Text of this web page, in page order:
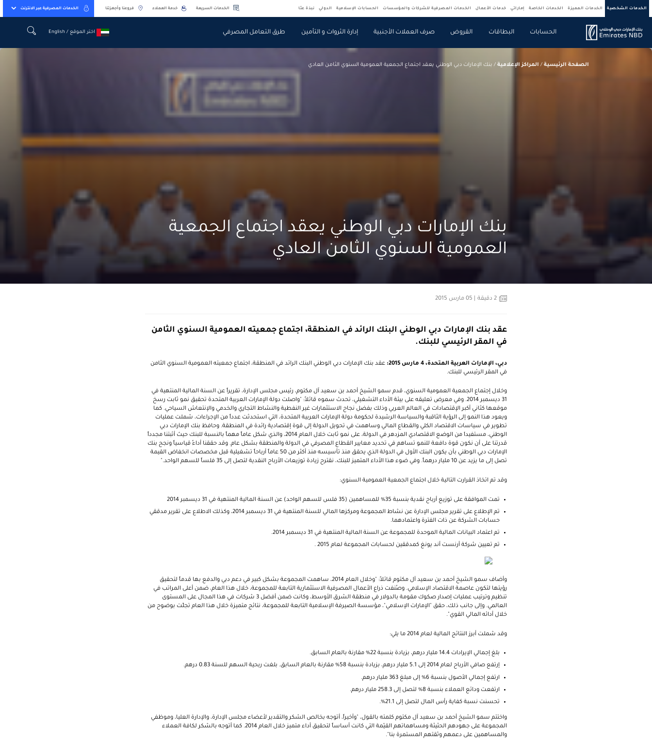
الخدمات الشخصية الخدمات المميزة الخدمات الخاصة إماراتي خدمات الأعمال الخدمات المصرفية للشركات والمؤسسات الحسابات الإسلامية الدولي نبذة عنّا الخدمات السريعة خدمة العملاء فروعنا وأجهزتنا الخدمات المصرفية عبر الانترنت
الحسابات البطاقات القروض صرف العملات الأجنبية إدارة الثروات و التأمين طرق التعامل المصرفي
اختر الموقع / English
اختر الموقع / English
الصفحة الرئيسية / المراكز الإعلامية / بنك الإمارات دبي الوطني يعقد اجتماع الجمعية العمومية السنوي الثامن العادي
بنك الإمارات دبي الوطني يعقد اجتماع الجمعية
العمومية السنوي الثامن العادي
2 دقيقة
عقد بنك الإمارات دبي الوطني البنك الرائد في المنطقة، اجتماع جمعيته العمومية السنوي الثامن
في المقر الرئيسي للبنك.
دبي، الإمارات العربية المتحدة، 4 مارس 2015:
عقد بنك الإمارات دبي الوطني البنك الرائد في المنطقة، اجتماع جمعيته العمومية السنوي الثامن
في المقر الرئيسي للبنك.
وخلال إجتماع الجمعية العمومية السنوي، قدم سمو الشيخ أحمد بن سعيد آل مكتوم، رئيس مجلس الإدارة، تقريراً عن السنة المالية المنتهية في
31 ديسمبر 2014. وفي معرض تعليقه على بيئة الأداء التشغيلي، تحدث سموه قائلاً: "واصلت دولة الإمارات العربية المتحدة تحقيق نمو ثابت رسخ
موقعها كثاني أكبر الإقتصادات في العالم العربي وذلك بفضل نجاح الاستثمارات غير النفطية والنشاط التجاري والخدمي والإنتعاش السياحي. كما
ويعود هذا النمو إلى الرؤية الثاقبة والسياسة الرشيدة لحكومة دولة الإمارات العربية المتحدة، التي استحدثت عدداً من الإجراءات، شملت عمليات
تطوير في سياسات الاقتصاد الكلي والقطاع المالي وساهمت في تحويل الدولة إلى قوة إقتصادية رائدة في المنطقة. وحافظ بنك الإمارات دبي
الوطني، مستفيداَ من الوضع الاقتصادي المزدهر في الدولة، على نمو ثابت خلال العام 2014، والذي شكل عاماً مهماً بالنسبة للبنك حيث أثبتنا مجدداً
قدرتنا على أن نكون قوة دافعة للنمو تساهم في تحديد معايير القطاع المصرفي في الدولة والمنطقة بشكل عام. وقد حققنا أداءً قياسياً ونجح بنك
الإمارات دبي الوطني بأن يكون البنك الأول في الدولة الذي يحقق منذ تأسيسه منذ أكثر من 50 عاماً أرباحاً تشغيلية قبل مخصصات انخفاض القيمة
تصل إلى ما يزيد عن 10 مليار درهماً. وفي ضوء هذا الأداء المتميز للبنك، نقترح زيادة توزيعات الأرباح النقدية لتصل إلى 35 فلساً للسهم الواحد."
وقد تم اتخاذ القرارت التالية خلال اجتماع الجمعية العمومية السنوي:
تمت الموافقة على توزيع أرباح نقدية بنسبة 35% للمساهمين (35 فلس للسهم الواحد) عن السنة المالية المنتهية في 31 ديسمبر 2014
تم الإطلاع على تقرير مجلس الإدارة عن نشاط المجموعة ومركزها المالي للسنة المنتهية في 31 ديسمبر 2014، وكذلك الاطلاع على تقرير مدققي
حسابات الشركة عن ذات الفترة واعتمادهما.
تم اعتماد البيانات المالية الموحدة للمجموعة عن السنة المالية المنتهية في 31 ديسمبر 2014.
تم تعيين شركة أرنست أند يونغ كمدققين لحسابات المجموعة لعام 2015 .
وأضاف سمو الشيخ أحمد بن سعيد آل مكتوم قائلاً: "وخلال العام 2014، ساهمت المجموعة بشكل كبير في دعم دبي والدفع بها قدماً لتحقيق
رؤيتها لتكون عاصمة الاقتصاد الإسلامي. وصُنفت ذراع الأعمال المصرفية الاستثمارية التابعة للمجموعة، خلال هذا العام، ضمن أعلى المراتب في
تنظيم وترتيب عمليات إصدار صكوك مقومة بالدولار في منطقة الشرق الأوسط، وكانت ضمن أفضل 3 شركات في هذا المجال على المستوى
العالمي. وإلى جانب ذلك، حقق "الإمارات الإسلامي"، مؤسسة الصيرفة الإسلامية التابعة للمجموعة، نتائج متميزة خلال هذا العام تجلّت بوضوح من
خلال أدائه المالي القوي".
وقد شملت أبرز النتائج المالية لعام 2014 ما يلي:
بلغ إجمالي الإيرادات 14.4 مليار درهم، بزيادة بنسبة 22% مقارنة بالعام السابق.
إرتفع صافي الأرباح لعام 2014 إلى 5.1 مليار درهم، بزيادة بنسبة 58% مقارنة بالعام السابق. بلغت ربحية السهم للسنة 0.83 درهم.
ارتفع إجمالي الأصول بنسبة 6% إلى مبلغ 363 مليار درهم.
ارتفعت ودائع العملاء بنسبة 8% لتصل إلى 258.3 مليار درهم.
تحسنت نسبة كفاية رأس المال لتصل إلى 21.1%.
واختتم سمو الشيخ أحمد بن سعيد آل مكتوم كلمته بالقول، "وأخيراً، أتوجه بخالص الشكر والتقدير لأعضاء مجلس الإدارة، والإدارة العليا، وموظفي
المجموعة على جهودهم الحثيثة ومساهماتهم القيّمة التي كانت أساساً لتحقيق أداء متميز خلال العام 2014. كما أتوجه بالشكر لكافة العملاء
والمساهمين على دعمهم وثقتهم المستمرة بنا".